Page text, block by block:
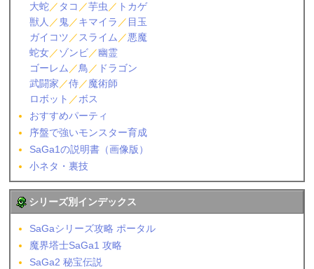
大蛇／ タコ ／芋虫 ／ トカゲ
獣人 ／ 鬼／キマイラ ／ 目玉
ガイコツ ／ スライム ／悪魔
蛇女／ゾンビ／幽霊
ゴーレム ／鳥 ／ ドラゴン
武闘家 ／侍／魔術師
ロボット ／ボス
おすすめパーティ
序盤で強いモンスター育成
SaGa1の説明書（画像版）
小ネタ・裏技
シリーズ別インデックス
SaGaシリーズ攻略 ポータル
魔界塔士SaGa1 攻略
SaGa2 秘宝伝説